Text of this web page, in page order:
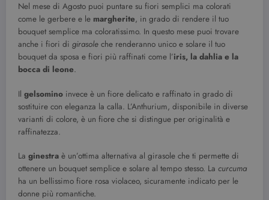
Nel mese di Agosto puoi puntare su fiori semplici ma colorati
come le gerbere e le margherite, in grado di rendere il tuo
bouquet semplice ma coloratissimo. In questo mese puoi trovare
anche i fiori di girasole che renderanno unico e solare il tuo
bouquet da sposa e fiori più raffinati come l’iris, la dahlia e la
bocca di leone.
Il gelsomino invece è un fiore delicato e raffinato in grado di
sostituire con eleganza la calla. L’Anthurium, disponibile in diverse
varianti di colore, è un fiore che si distingue per originalità e
raffinatezza.
La ginestra è un’ottima alternativa al girasole che ti permette di
ottenere un bouquet semplice e solare al tempo stesso. La curcuma
ha un bellissimo fiore rosa violaceo, sicuramente indicato per le
donne più romantiche.